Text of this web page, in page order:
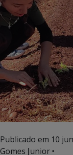
Publicado em 10
Gomes Junior •